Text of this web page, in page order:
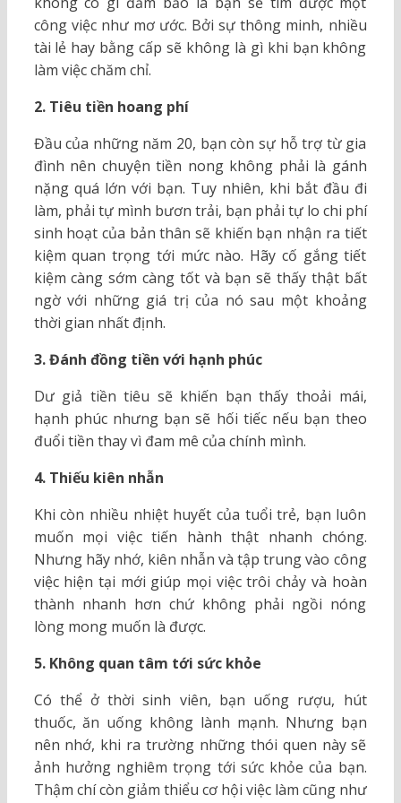
công việc như mơ ước. Bởi sự thông minh, nhiều
tài lẻ hay bằng cấp sẽ không là gì khi bạn không
làm việc chăm chỉ.
2. Tiêu tiền hoang phí
Đầu của những năm 20, bạn còn sự hỗ trợ từ gia
đình nên chuyện tiền nong không phải là gánh
nặng quá lớn với bạn. Tuy nhiên, khi bắt đầu đi
làm, phải tự mình bươn trải, bạn phải tự lo chi phí
sinh hoạt của bản thân sẽ khiến bạn nhận ra tiết
kiệm quan trọng tới mức nào. Hãy cố gắng tiết
kiệm càng sớm càng tốt và bạn sẽ thấy thật bất
ngờ với những giá trị của nó sau một khoảng
thời gian nhất định.
3. Đánh đồng tiền với hạnh phúc
Dư giả tiền tiêu sẽ khiến bạn thấy thoải mái,
hạnh phúc nhưng bạn sẽ hối tiếc nếu bạn theo
đuổi tiền thay vì đam mê của chính mình.
4. Thiếu kiên nhẫn
Khi còn nhiều nhiệt huyết của tuổi trẻ, bạn luôn
muốn mọi việc tiến hành thật nhanh chóng.
Nhưng hãy nhớ, kiên nhẫn và tập trung vào công
việc hiện tại mới giúp mọi việc trôi chảy và hoàn
thành nhanh hơn chứ không phải ngồi nóng
lòng mong muốn là được.
5. Không quan tâm tới sức khỏe
Có thể ở thời sinh viên, bạn uống rượu, hút
thuốc, ăn uống không lành mạnh. Nhưng bạn
nên nhớ, khi ra trường những thói quen này sẽ
ảnh hưởng nghiêm trọng tới sức khỏe của bạn.
Thậm chí còn giảm thiểu cơ hội việc làm cũng như